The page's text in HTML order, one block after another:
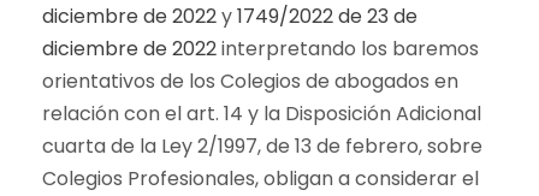
diciembre de 2022y1749/2022 de 23 de
diciembre de 2022interpretando los baremos
orientativos de los Colegios de abogados en
relación con el art. 14 y la Disposición Adicional
cuarta de la Ley 2/1997, de 13 de febrero, sobre
Colegios Profesionales, obligan a considerar el